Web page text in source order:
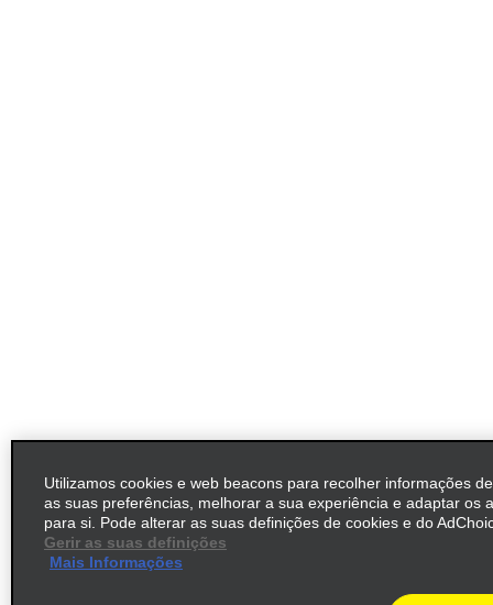
Utilizamos cookies e web beacons para recolher informações
as suas preferências, melhorar a sua experiência e adaptar os
para si. Pode alterar as suas definições de cookies e do
Gerir as suas definições
Mais Informações